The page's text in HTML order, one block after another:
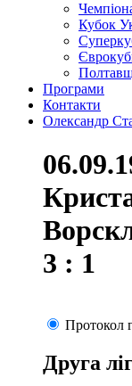
Кубок
Програми
Контакти
Олександр
3 : 1
Протокол
Друга